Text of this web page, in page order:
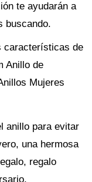
te ayudarán a
buscando.
características de
Anillo de
Mujeres
anillo para evitar
una hermosa
regalo